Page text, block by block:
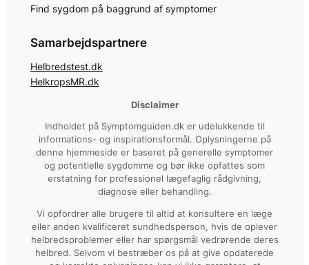
Find sygdom på baggrund af symptomer
Samarbejdspartnere
Helbredstest.dk
HelkropsMR.dk
Disclaimer
Indholdet på Symptomguiden.dk er udelukkende til
informations- og inspirationsformål. Oplysningerne på
denne hjemmeside er baseret på generelle symptomer
og potentielle sygdomme og bør ikke opfattes som
erstatning for professionel lægefaglig rådgivning,
diagnose eller behandling.
Vi opfordrer alle brugere til altid at konsultere en læge
eller anden kvalificeret sundhedsperson, hvis de oplever
helbredsproblemer eller har spørgsmål vedrørende deres
helbred. Selvom vi bestræber os på at give opdaterede